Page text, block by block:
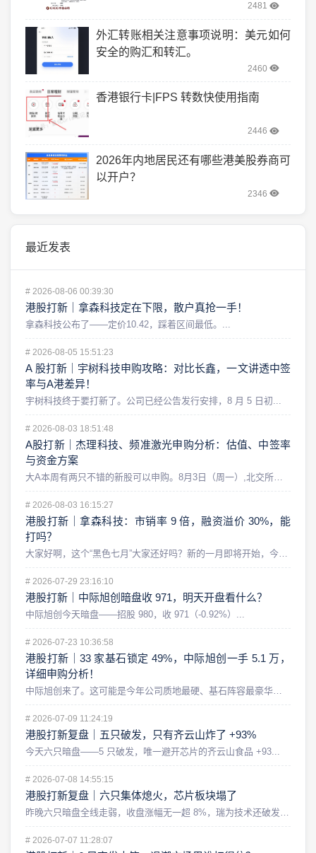
2481
外汇转账相关注意事项说明：美元如何
安全的购汇和转汇。
2460
香港银行卡|FPS 转数快使用指南
2446
2026年内地居民还有哪些港美股券商可
以开户？
2346
最近发表
# 2026-08-06 00:39:30
港股打新｜拿森科技定在下限，散户真抢一手！
拿森科技公布了——定价10.42，踩着区间最低。...
# 2026-08-05 15:51:23
A 股打新｜宇树科技申购攻略：对比长鑫，一文讲透中签
率与A港差异！
宇树科技终于要打新了。公司已经公告发行安排，8 月 5 日初...
# 2026-08-03 18:51:48
A股打新｜杰理科技、频准激光申购分析：估值、中签率
与资金方案
大A本周有两只不错的新股可以申购。8月3日（周一）,北交所的...
# 2026-08-03 16:15:27
港股打新｜拿森科技：市销率 9 倍，融资溢价 30%，能
打吗？
大家好啊，这个“黑色七月”大家还好吗？新的一月即将开始，今天...
# 2026-07-29 23:16:10
港股打新｜中际旭创暗盘收 971，明天开盘看什么？
中际旭创今天暗盘——招股 980，收 971（-0.92%）...
# 2026-07-23 10:36:58
港股打新｜33 家基石锁定 49%，中际旭创一手 5.1 万，
详细申购分析！
中际旭创来了。这可能是今年公司质地最硬、基石阵容最豪华，同时...
# 2026-07-09 11:24:19
港股打新复盘｜五只破发，只有齐云山炸了 +93%
今天六只暗盘——5 只破发，唯一避开芯片的齐云山食品 +93...
# 2026-07-08 14:55:15
港股打新复盘｜六只集体熄火，芯片板块塌了
# 2026-07-07 11:28:07